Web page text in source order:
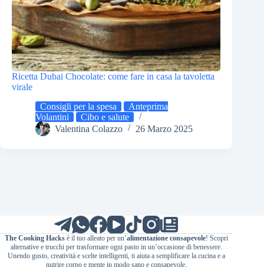
Ricetta Dubai Chocolate: come fare in casa la tavoletta
virale
Consigli per la spesa
Anteprima
Volantini
Cibo e salute
Valentina Colazzo
26 Marzo 2025
The Cooking Hacksè il tuo alleato per un’alimentazione consapevole! Scopri
alternative e trucchi per trasformare ogni pasto in un’occasione di benessere.
Unendo gusto, creatività e scelte intelligenti, ti aiuta a semplificare la cucina e a
nutrire corpo e mente in modo sano e consapevole.